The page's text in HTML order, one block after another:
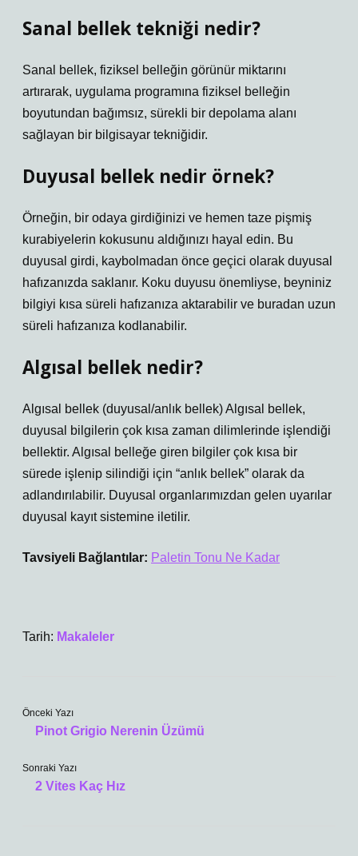
Sanal bellek tekniği nedir?
Sanal bellek, fiziksel belleğin görünür miktarını
artırarak, uygulama programına fiziksel belleğin
boyutundan bağımsız, sürekli bir depolama alanı
sağlayan bir bilgisayar tekniğidir.
Duyusal bellek nedir örnek?
Örneğin, bir odaya girdiğinizi ve hemen taze pişmiş
kurabiyelerin kokusunu aldığınızı hayal edin. Bu
duyusal girdi, kaybolmadan önce geçici olarak duyusal
hafızanızda saklanır. Koku duyusu önemliyse, beyniniz
bilgiyi kısa süreli hafızanıza aktarabilir ve buradan uzun
süreli hafızanıza kodlanabilir.
Algısal bellek nedir?
Algısal bellek (duyusal/anlık bellek) Algısal bellek,
duyusal bilgilerin çok kısa zaman dilimlerinde işlendiği
bellektir. Algısal belleğe giren bilgiler çok kısa bir
sürede işlenip silindiği için “anlık bellek” olarak da
adlandırılabilir. Duyusal organlarımızdan gelen uyarılar
duyusal kayıt sistemine iletilir.
Tavsiyeli Bağlantılar: Paletin Tonu Ne Kadar
Tarih: Makaleler
Önceki Yazı
Pinot Grigio Nerenin Üzümü
Sonraki Yazı
2 Vites Kaç Hız